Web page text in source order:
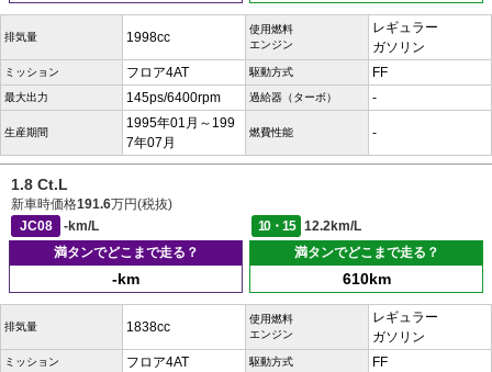
排気量 1998cc
使用燃料
エンジン
レギュラー
ガソリン
ミッション フロア4AT 駆動方式 FF
最大出力 145ps/6400rpm 過給器（ターボ） -
生産期間
1995年01月～199
7年07月
燃費性能 -
1.8 Ct.L
新車時価格191.6万円(税抜)
JC08
-km/L 10・15
12.2km/L
満タンでどこまで走る？
-km
満タンでどこまで走る？
610km
排気量 1838cc
使用燃料
エンジン
レギュラー
ガソリン
ミッション フロア4AT 駆動方式 FF